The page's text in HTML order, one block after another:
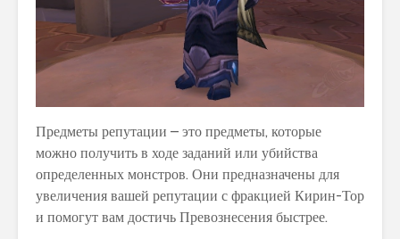
Предметы репутации – это предметы, которые
можно получить в ходе заданий или убийства
определенных монстров. Они предназначены для
увеличения вашей репутации с фракцией Кирин-Тор
и помогут вам достичь Превознесения быстрее.